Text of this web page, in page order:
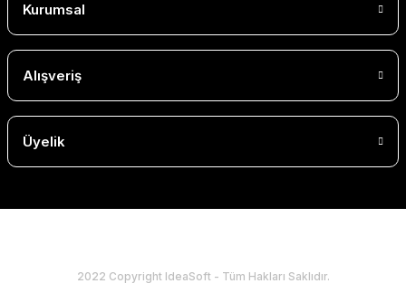
Kurumsal
Alışveriş
Üyelik
2022 Copyright IdeaSoft - Tüm Hakları Saklıdır.